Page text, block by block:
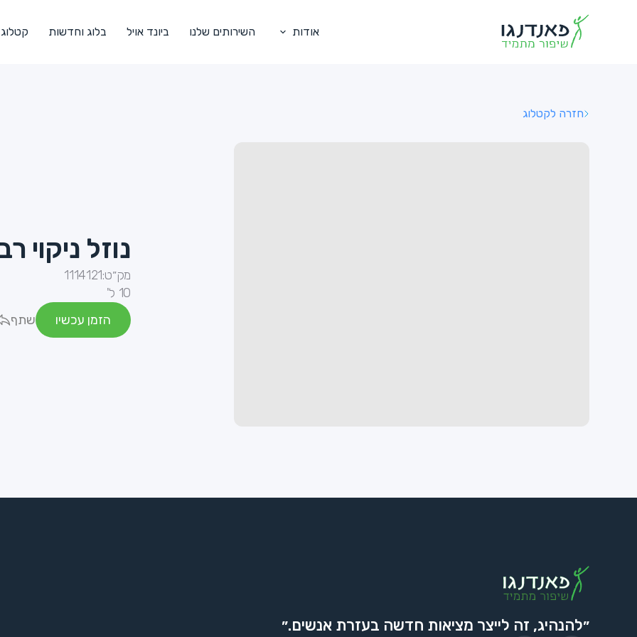
אודות השירותים שלנו ביונד אויל בלוג וחדשות קטלוג
חזרה לקטלוג
נוזל ניקוי
מק״ט:1114121
10 ל'
הזמן עכשיו
שתף
״להנהיג, זה לייצר מציאות חדשה בעזרת אנשים.״